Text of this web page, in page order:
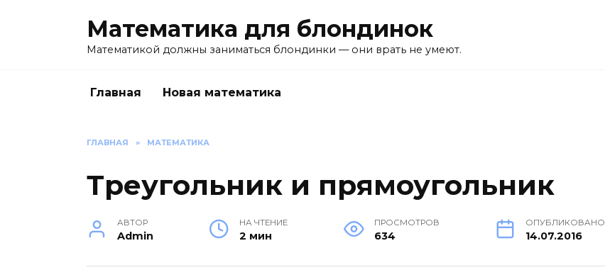
Математика для блондинок
Математикой должны заниматься блондинки — они врать не умеют.
Главная Новая математика
ГЛАВНАЯ » МАТЕМАТИКА
Треугольник и прямоугольник
АВТОР
Admin
НА ЧТЕНИЕ
2 мин
ПРОСМОТРОВ
634
ОПУБЛИКОВАНО
14.07.2016